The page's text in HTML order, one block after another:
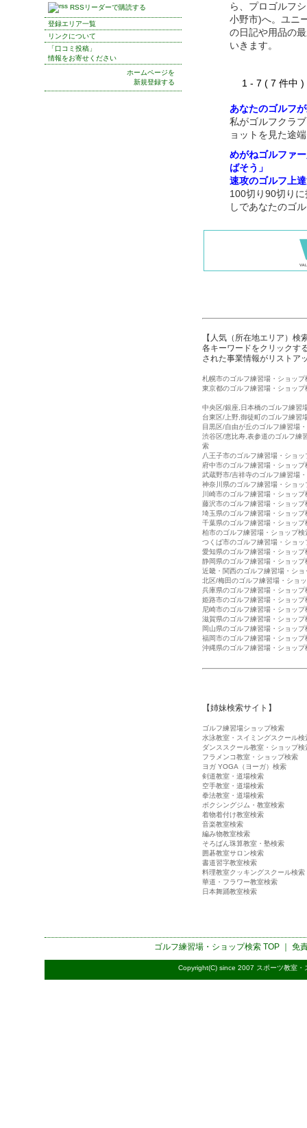
ら、プロゴルフ
小野市)へ。ユニ
の日記や用品の
いきます。
1 - 7 ( 7 件
あなたのゴルフ
私がゴルフクラ
ョットを見た途
めがねゴルファ
ばそう」
速攻のゴルフ上
100切り90切り
しであなたのゴ
【人気（所在地エリア）検
各キーワードをクリックす
された事業情報がリストア
札幌市のゴルフ練習場・ショップ
東京都のゴルフ練習場・ショップ
中央区/銀座,日本橋のゴルフ練習
台東区/上野,御徒町のゴルフ練習
目黒区/自由が丘のゴルフ練習場
渋谷区/恵比寿,表参道のゴルフ練
索
八王子市のゴルフ練習場・ショッ
府中市のゴルフ練習場・ショップ
武蔵野市/吉祥寺のゴルフ練習場
神奈川県のゴルフ練習場・ショッ
川崎市のゴルフ練習場・ショップ
藤沢市のゴルフ練習場・ショップ
埼玉県のゴルフ練習場・ショップ
千葉県のゴルフ練習場・ショップ
柏市のゴルフ練習場・ショップ検
つくば市のゴルフ練習場・ショッ
愛知県のゴルフ練習場・ショップ
静岡県のゴルフ練習場・ショップ
近畿・関西のゴルフ練習場・ショ
北区/梅田のゴルフ練習場・ショ
兵庫県のゴルフ練習場・ショップ
姫路市のゴルフ練習場・ショップ
尼崎市のゴルフ練習場・ショップ
滋賀県のゴルフ練習場・ショップ
岡山県のゴルフ練習場・ショップ
福岡市のゴルフ練習場・ショップ
沖縄県のゴルフ練習場・ショップ
【姉妹検索サイト】
ゴルフ練習場ショップ検索
水泳教室・スイミングスクール検
ダンススクール教室・ショップ検
フラメンコ教室・ショップ検索
ヨガ YOGA（ヨーガ）検索
剣道教室・道場検索
空手教室・道場検索
拳法教室・道場検索
ボクシングジム・教室検索
着物着付け教室検索
音楽教室検索
編み物教室検索
そろばん珠算教室・塾検索
囲碁教室サロン検索
書道習字教室検索
料理教室クッキングスクール検索
華道・フラワー教室検索
日本舞踊教室検索
RSSリーダーで購読する
登録エリア一覧
リンクについて
「口コミ投稿」
情報をお寄せください
ホームページを
新規登録する
ゴルフ練習場・ショップ検索TOP ｜ 免
Copyright(C) since 2007 スポーツ教室・